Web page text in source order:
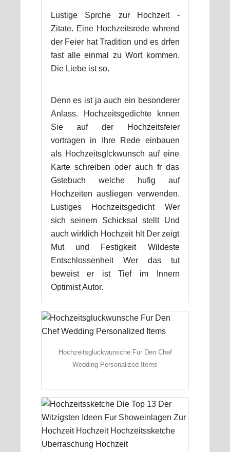
Lustige Sprche zur Hochzeit -
Zitate. Eine Hochzeitsrede whrend
der Feier hat Tradition und es drfen
fast alle einmal zu Wort kommen.
Die Liebe ist so.
Denn es ist ja auch ein besonderer
Anlass. Hochzeitsgedichte knnen
Sie auf der Hochzeitsfeier
vortragen in Ihre Rede einbauen
als Hochzeitsglckwunsch auf eine
Karte schreiben oder auch fr das
Gstebuch welche hufig auf
Hochzeiten ausliegen verwenden.
Lustiges Hochzeitsgedicht Wer
sich seinem Schicksal stellt Und
auch wirklich Hochzeit hlt Der zeigt
Mut und Festigkeit Wildeste
Entschlossenheit Wer das tut
beweist er ist Tief im Innern
Optimist Autor.
Hochzeitsgluckwunsche Fur Den Chef
Wedding Personalized Items